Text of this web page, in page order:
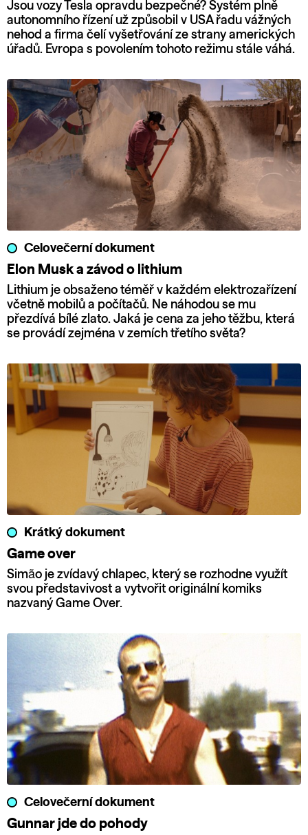
Jsou vozy Tesla opravdu bezpečné? Systém plně
autonomního řízení už způsobil v USA řadu vážných
nehod a firma čelí vyšetřování ze strany amerických
úřadů. Evropa s povolením tohoto režimu stále váhá.
Celovečerní dokument
Elon Musk a závod o lithium
Lithium je obsaženo téměř v každém elektrozařízení
včetně mobilů a počítačů. Ne náhodou se mu
přezdívá bílé zlato. Jaká je cena za jeho těžbu, která
se provádí zejména v zemích třetího světa?
Krátký dokument
Game over
Simão je zvídavý chlapec, který se rozhodne využít
svou představivost a vytvořit originální komiks
nazvaný Game Over.
Celovečerní dokument
Gunnar jde do pohody